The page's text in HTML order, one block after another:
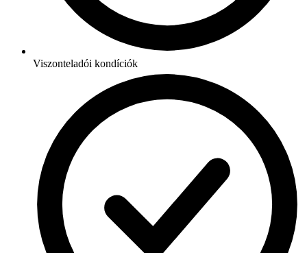
Viszonteladói kondíciók